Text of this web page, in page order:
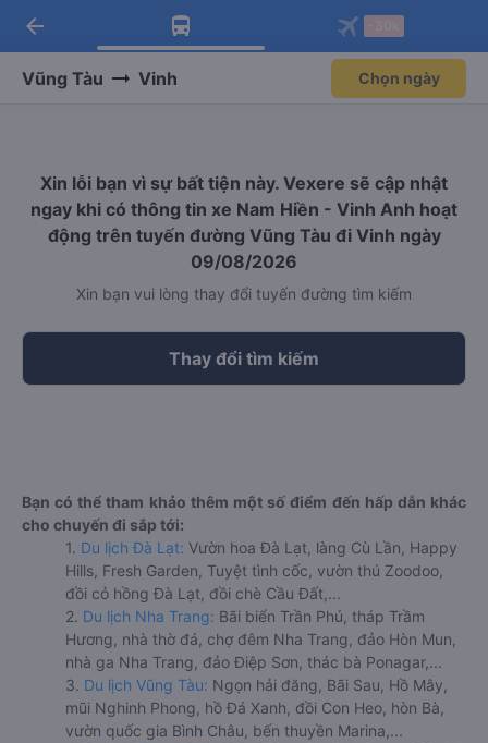
Tải app Vexere ngay!
Nhận ưu đãi thành viên độc
Mở app
Tải app Vexere
-30k/ghế khi đặt vé máy bay qua
Mở app
arrow_back
Vũng Tàu Vinh Chọn ngày
Xin lỗi bạn vì sự bất tiện này. Vexere sẽ cập nhật
ngay khi có thông tin xe Nam Hiền - Vinh Anh hoạt
động trên tuyến đường Vũng Tàu đi Vinh ngày
09/08/2026
Xin bạn vui lòng thay đổi tuyến đường tìm kiếm
Thay đổi tìm kiếm
Bạn có thể tham khảo thêm một số điểm đến hấp dẫn khác
cho chuyến đi sắp tới:
1. Du lịch Đà Lạt: Vườn hoa Đà Lạt, làng Cù Lần, Happy
Hills, Fresh Garden, Tuyệt tình cốc, vườn thú Zoodoo,
đồi cỏ hồng Đà Lạt, đồi chè Cầu Đất,...
2. Du lịch Nha Trang: Bãi biển Trần Phú, tháp Trầm
Hương, nhà thờ đá, chợ đêm Nha Trang, đảo Hòn Mun,
nhà ga Nha Trang, đảo Điệp Sơn, thác bà Ponagar,...
3. Du lịch Vũng Tàu: Ngọn hải đăng, Bãi Sau, Hồ Mây,
mũi Nghinh Phong, hồ Đá Xanh, đồi Con Heo, hòn Bà,
vườn quốc gia Bình Châu, bến thuyền Marina,...